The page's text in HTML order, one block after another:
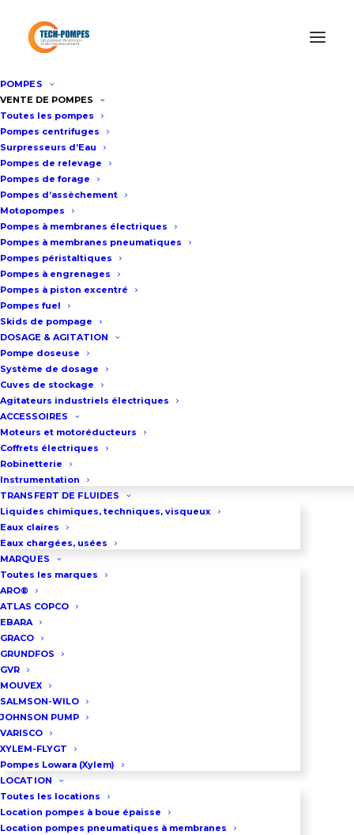
POMPES
VENTE DE POMPES
Toutes les pompes
Pompes centrifuges
Surpresseurs d’Eau
Pompes de relevage
Pompes de forage
Pompes d’assèchement
Motopompes
Pompes à membranes électriques
Pompes à membranes pneumatiques
Pompes péristaltiques
Pompes à engrenages
Pompes à piston excentré
Pompes fuel
Skids de pompage
DOSAGE & AGITATION
Pompe doseuse
Système de dosage
Cuves de stockage
Agitateurs industriels électriques
ACCESSOIRES
Moteurs et motoréducteurs
Coffrets électriques
Robinetterie
Instrumentation
TRANSFERT DE FLUIDES
Liquides chimiques, techniques, visqueux
Eaux claires
Eaux chargées, usées
MARQUES
Toutes les marques
ARO®
ATLAS COPCO
EBARA
GRACO
GRUNDFOS
GVR
MOUVEX
SALMSON-WILO
JOHNSON PUMP
VARISCO
XYLEM-FLYGT
Pompes Lowara (Xylem)
LOCATION
Toutes les locations
Location pompes à boue épaisse
Location pompes pneumatiques à membranes
Accueil /Pompes de relevage eaux usées pour les
professionnels/
Pompe de relevage eaux usées pour les
professionnels XYLEM-FLYGT
Pompe immergée de relevage
LOWARA (XYLEM) 1335S
Fiche technique
La série 1300 de Lowara® culmine
avec le modèle 1335, la pompe la
plus puissante de la gamme.
Véritable concentré de
technologie Xylem, elle est
conçue pour les chantiers de
pompage les plus critiques et les
stations de relevage principales. Sa
capacité de débit hors norme
permet de gérer les pics de
charge lors d’épisodes pluvieux
intenses ou pour le transit de
Malgré sa puissance, elle conserve
à un accès rapide aux composants
d’usure. Choisir la Lowara 1335,
c’est opter pour la performance
absolue, la robustesse industrielle
et une gestion optimisée des eaux
chargées.